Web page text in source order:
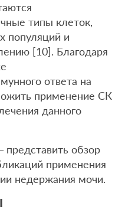
типы клеток,
популяций и
[10]. Благодаря
ответа на
применение СК
данного
обзор
применения
недержания мочи.